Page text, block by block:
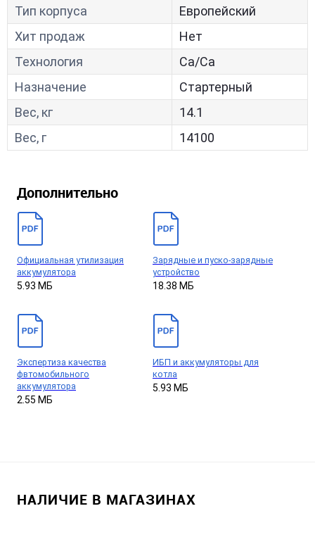
Тип корпуса
Европейский
Хит продаж
Нет
Технология
Са/Са
Назначение
Стартерный
Вес, кг
14.1
Вес, г
14100
Дополнительно
Официальная утилизация
аккумулятора
5.93 МБ
Зарядные и пуско-зарядные
устройство
18.38 МБ
Экспертиза качества
фвтомобильного
аккумулятора
2.55 МБ
ИБП и аккумуляторы для
котла
5.93 МБ
НАЛИЧИЕ В МАГАЗИНАХ